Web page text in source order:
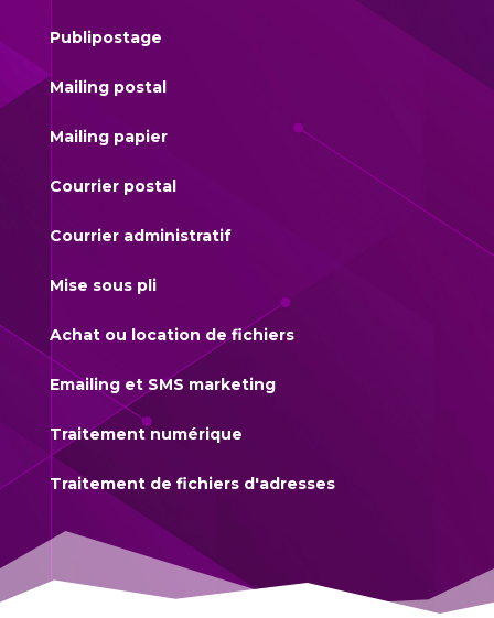
Publipostage
Mailing postal
Mailing papier
Courrier postal
Courrier administratif
Mise sous pli
Achat ou location de fichiers
Emailing et SMS marketing
Traitement numérique
Traitement de fichiers d'adresses